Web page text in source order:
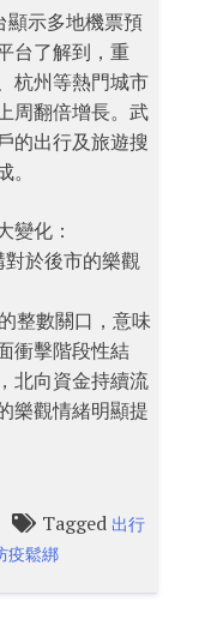
顯示多地機票預
台了解到，重
杭州等熱門城市
周翻倍增長。武
的出行及旅遊搜
變化：
於後市的樂觀
整數關口，意味
衝擊階段性結
北向資金持續流
樂觀情緒明顯提
Tagged 出行
疫鬆綁